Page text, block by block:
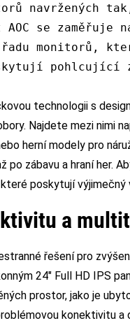
navržených
AOC se zaměřuje
monitorů,
pohlcující
technologii s
Najdete mezi nimi
herní modely pro
po zábavu a hraní her.
poskytují
a
řešení pro
24″ Full HD IPS
prostor, jako je
konektivitu